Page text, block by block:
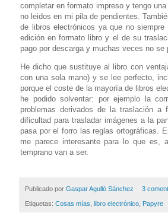
completar en formato impreso y tengo
no leidos en mi pila de pendientes.
de libros electrónicos ya que no
edición en formato libro y el de su
pago por descarga y muchas veces no se
He dicho que sustituye al libro con
con una sola mano) y se lee perfecto,
porque el coste de la mayoría de libros
he podido solventar: por ejemplo la
problemas derivados de la traslación
dificultad para trasladar imágenes a la
pasa por el forro las reglas ortográficas.
me parece interesante para lo que es,
temprano van a ser.
Publicado por Gaspar Agulló Sánchez 3
Etiquetas: Cosas mías libro electrónico Papyre